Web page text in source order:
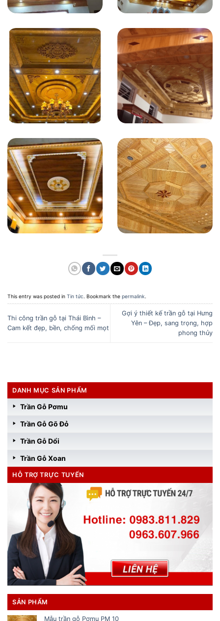
This entry was posted in Tin tức. Bookmark the permalink.
Thi công trần gỗ tại Thái Bình –
Cam kết đẹp, bền, chống mối mọt
Gợi ý thiết kế trần gỗ tại Hưng
Yên – Đẹp, sang trọng, hợp
phong thủy
DANH MỤC SẢN PHẨM
Trần Gỗ Pơmu
Trần Gỗ Gõ Đỏ
Trần Gỗ Dổi
Trần Gỗ Xoan
HỖ TRỢ TRỰC TUYẾN
SẢN PHẨM
Mẫu trần gỗ Pơmu PM 10